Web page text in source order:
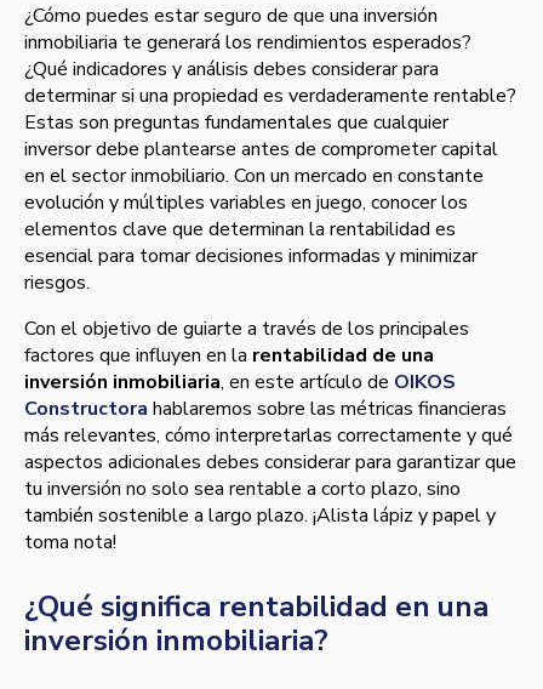
¿Cómo puedes estar seguro de que una inversión
inmobiliaria te generará los rendimientos esperados?
¿Qué indicadores y análisis debes considerar para
determinar si una propiedad es verdaderamente rentable?
Estas son preguntas fundamentales que cualquier
inversor debe plantearse antes de comprometer capital
en el sector inmobiliario. Con un mercado en constante
evolución y múltiples variables en juego, conocer los
elementos clave que determinan la rentabilidad es
esencial para tomar decisiones informadas y minimizar
riesgos.
Con el objetivo de guiarte a través de los principales
factores que influyen en la rentabilidad de una
inversión inmobiliaria, en este artículo de OIKOS
Constructora hablaremos sobre las métricas financieras
más relevantes, cómo interpretarlas correctamente y qué
aspectos adicionales debes considerar para garantizar que
tu inversión no solo sea rentable a corto plazo, sino
también sostenible a largo plazo. ¡Alista lápiz y papel y
toma nota!
¿Qué significa rentabilidad en una
inversión inmobiliaria?